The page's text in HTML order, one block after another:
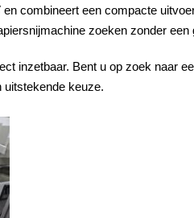
en combineert een compacte
zoeken zonder
inzetbaar. Bent u op zoek naar
keuze.